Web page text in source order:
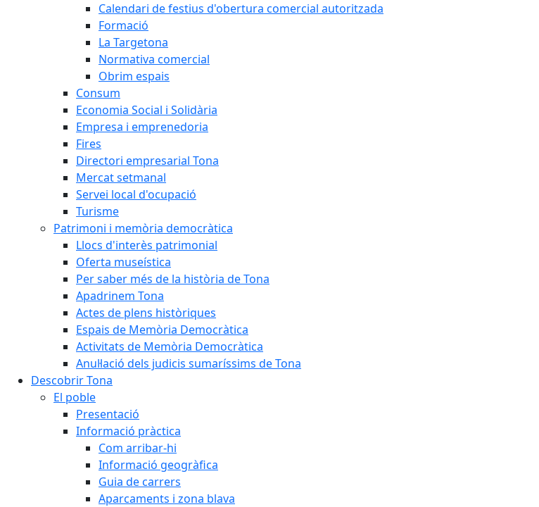
Calendari de festius d'obertura comercial autoritzada
Formació
La Targetona
Normativa comercial
Obrim espais
Consum
Economia Social i Solidària
Empresa i emprenedoria
Fires
Directori empresarial Tona
Mercat setmanal
Servei local d'ocupació
Turisme
Patrimoni i memòria democràtica
Llocs d'interès patrimonial
Oferta museística
Per saber més de la història de Tona
Apadrinem Tona
Actes de plens històriques
Espais de Memòria Democràtica
Activitats de Memòria Democràtica
Anul·lació dels judicis sumaríssims de Tona
Descobrir Tona
El poble
Presentació
Informació pràctica
Com arribar-hi
Informació geogràfica
Guia de carrers
Aparcaments i zona blava